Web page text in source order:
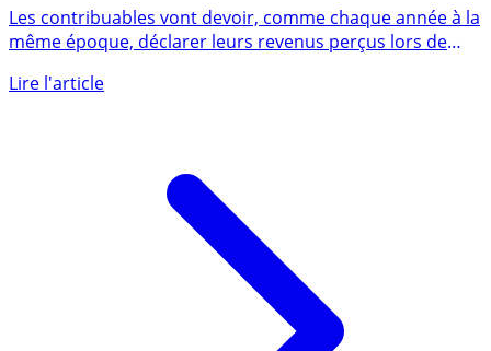
2022, préparez vous aux changements
même époque, déclarer leurs revenus perçus lors de